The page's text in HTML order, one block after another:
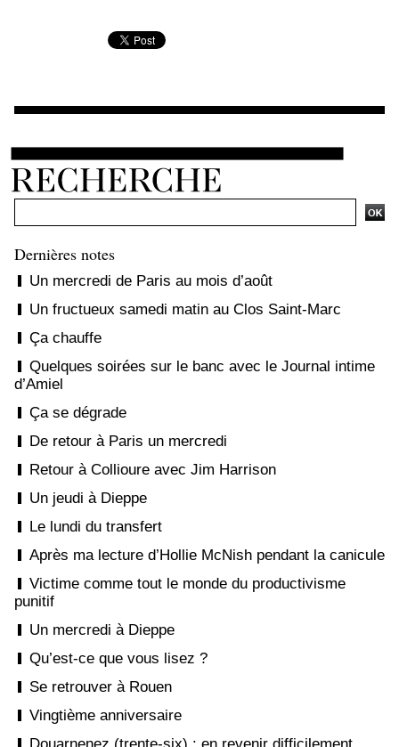
Dernières notes
Un mercredi de Paris au mois d’août
Un fructueux samedi matin au Clos Saint-Marc
Ça chauffe
Quelques soirées sur le banc avec le Journal intime
d’Amiel
Ça se dégrade
De retour à Paris un mercredi
Retour à Collioure avec Jim Harrison
Un jeudi à Dieppe
Le lundi du transfert
Après ma lecture d’Hollie McNish pendant la canicule
Victime comme tout le monde du productivisme
punitif
Un mercredi à Dieppe
Qu’est-ce que vous lisez ?
Se retrouver à Rouen
Vingtième anniversaire